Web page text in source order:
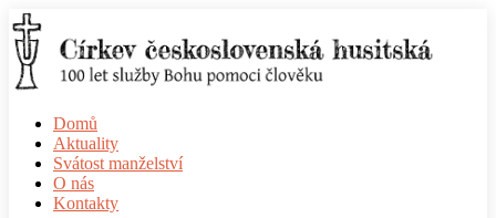
Domů
Aktuality
Svátost manželství
O nás
Kontakty